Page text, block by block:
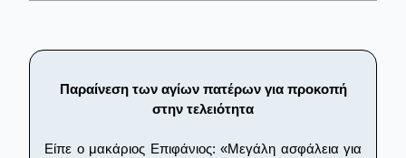
Παραίνεση των αγίων πατέρων για προκοπή
στην τελειότητα
Είπε ο μακάριος Επιφάνιος: «Μεγάλη ασφάλεια για